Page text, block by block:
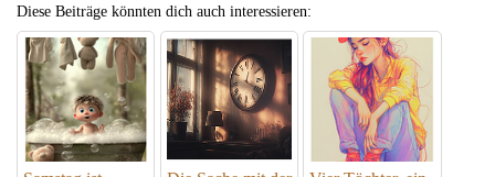
Diese Beiträge könnten dich auch interessieren: